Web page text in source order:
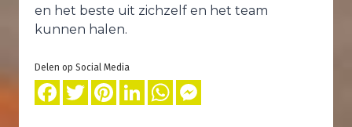
en het beste uit zichzelf en het team
kunnen halen.
Fa T
Pi Li W